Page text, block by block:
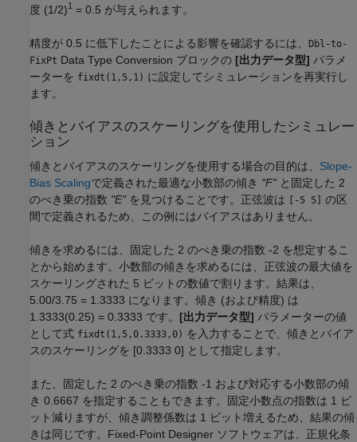
度 (1/2)1 = 0.5 が与えられます。
精度が 0.5 に低下したことによる影響を確認するには、
Dbl-to-
FixPt Data Type Conversion ブロックの [出力データ型] パラメ
ーターを fixdt(1,5,1) に設定してシミュレーションを再実行し
ます。
傾きとバイアスのスケーリングを使用したシミュレー
ション
傾きとバイアスのスケーリングを使用する場合の目的は、 Slope-
Bias Scalingで定義された最適な小数部の傾き "F"と固定した 2
のべき乗の指数 "E"を見つけることです。正弦波は [-5 5]
の区
間で定義されるため、この例にはバイアスはありません。
傾きを求めるには、固定した 2 のべき乗の指数 -2 を想定するこ
とから始めます。小数部の傾きを求めるには、正弦波の最大値を
スケーリングされた 5 ビットの数値で割ります。結果は、
5.00/3.75 = 1.3333 になります。傾き (および精度) は
1.3333(0.25) = 0.3333 です。 [出力データ型] パラメーターの値
として式 fixdt(1,5,0.3333,0) を入力することで、傾きとバイア
スのスケーリングを [0.3333 0] として指定します。
また、固定した 2 のべき乗の指数 -1 および対応する小数部の傾
き 0.6667 を指定することもできます。固定小数点の指数は 1 ビ
ット減りますが、傾き調整係数は 1 ビット増えるため、結果の傾
きは同じです。Fixed-Point Designer ソフトウェアは、正規化条